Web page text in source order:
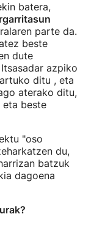
batera,
parte da.
beste
dute
azpiko
ditu , eta
aterako ditu,
eta beste
"oso
du,
batzuk
dagoena